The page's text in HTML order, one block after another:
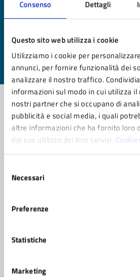
Consenso Dettagli
Questo sito web utilizza i cookie
Utilizziamo i cookie per
annunci, per fornire funzionalità dei
analizzare il nostro traffico.
informazioni sul modo in cui utilizza
nostri partner che si occupano di
pubblicità e social media, i quali
altre informazioni che ha fornito loro
dal suo utilizzo dei loro servizi.
delNecessari
Preferenze
Statistiche
Marketing
Quanto sono chiare le
pagina?
Valuta da 1 a 5 stelle la pagina
Valuta 5 stelle su 5
Valuta 4 stelle su 5
Valuta 3 stelle su 5
Valuta 2 stelle su 5
Valuta 1 stelle su 5
Contatta il comune
Leggi le domande frequenti
Problemi in città
Segnala disservizio